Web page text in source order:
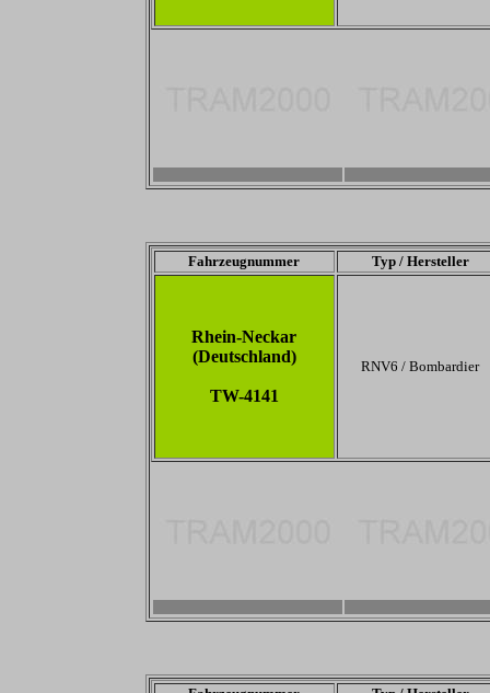
Fahrzeugnummer Typ / Hersteller
Rhein-Neckar
(Deutschland)
TW-4141
RNV6 / Bombardier